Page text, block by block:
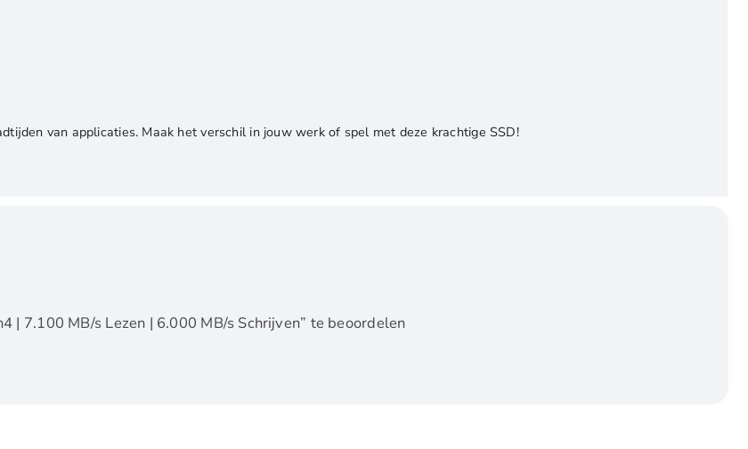
van applicaties. Maak het verschil in jouw werk of spel met deze krachtige SSD!
| 7.100 MB/s Lezen | 6.000 MB/s Schrijven” te beoordelen